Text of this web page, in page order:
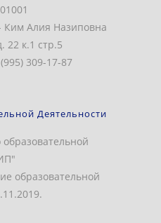
Ким Алия Назиповна
22 к.1 стр.5
309-17-87
Деятельности
образовательной